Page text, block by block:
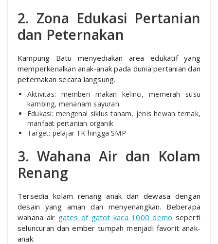
2. Zona Edukasi Pertanian
dan Peternakan
Kampung Batu menyediakan area edukatif yang
memperkenalkan anak-anak pada dunia pertanian dan
peternakan secara langsung.
Aktivitas: memberi makan kelinci, memerah susu
kambing, menanam sayuran
Edukasi: mengenal siklus tanam, jenis hewan ternak,
manfaat pertanian organik
Target: pelajar TK hingga SMP
3. Wahana Air dan Kolam
Renang
Tersedia kolam renang anak dan dewasa dengan
desain yang aman dan menyenangkan. Beberapa
wahana air gates of gatot kaca 1000 demo seperti
seluncuran dan ember tumpah menjadi favorit anak-
anak.